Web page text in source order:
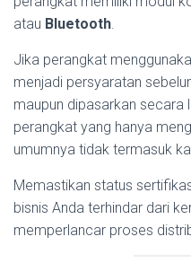
atau Bluetooth.
Jika perangkat
menjadi persyaratan
maupun dipasarkan secara
perangkat yang hanya
umumnya tidak termasuk
Memastikan status
bisnis Anda terhindar dari
memperlancar proses